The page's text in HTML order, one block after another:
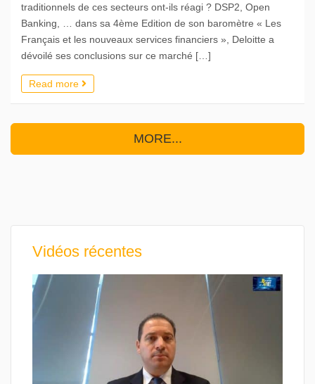
traditionnels de ces secteurs ont-ils réagi ? DSP2, Open
Banking, … dans sa 4ème Edition de son baromètre « Les
Français et les nouveaux services financiers », Deloitte a
dévoilé ses conclusions sur ce marché […]
Read more
MORE...
Vidéos récentes